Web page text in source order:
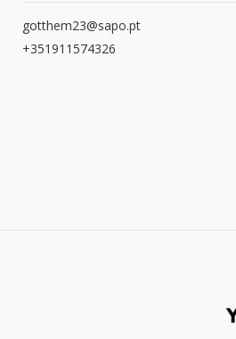
gotthem23@sapo.pt
+351911574326